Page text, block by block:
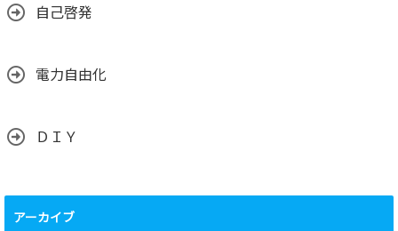
自己啓発
電力自由化
ＤＩＹ
アーカイブ